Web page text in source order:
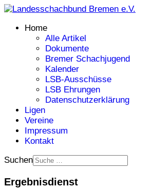
Home
Alle Artikel
Dokumente
Bremer Schachjugend
Kalender
LSB-Ausschüsse
LSB Ehrungen
Datenschutzerklärung
Ligen
Vereine
Impressum
Kontakt
Suchen
Ergebnisdienst